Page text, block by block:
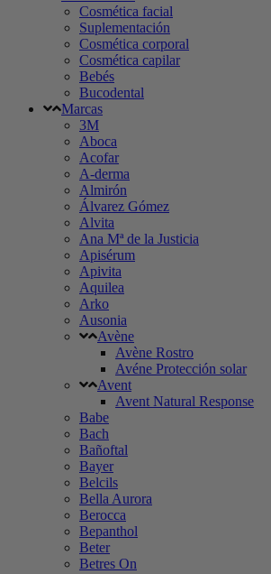
Cosmética facial
Suplementación
Cosmética corporal
Cosmética capilar
Bebés
Bucodental
Marcas
3M
Aboca
Acofar
A-derma
Almirón
Álvarez Gómez
Alvita
Ana Mª de la Justicia
Apisérum
Apivita
Aquilea
Arko
Ausonia
Avène
Avène Rostro
Avéne Protección solar
Avent
Avent Natural Response
Babe
Bach
Bañoftal
Bayer
Belcils
Bella Aurora
Berocca
Bepanthol
Beter
Betres On